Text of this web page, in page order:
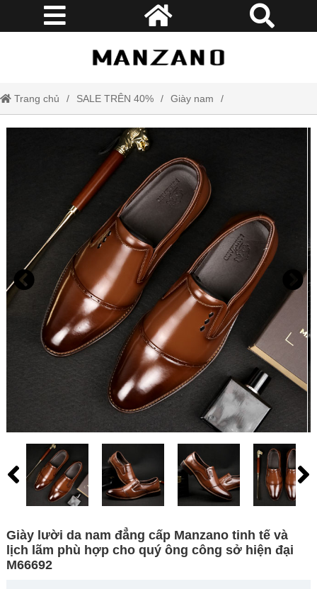
Trang chủ SALE TRÊN 40% Giày nam
Giày lười da nam đẳng cấp Manzano tinh tế và lịch lãm phù hợp cho
quý ông công sở hiện đại M66692
Giày lười da nam đẳng cấp Manzano tinh tế và
lịch lãm phù hợp cho quý ông công sở hiện đại
M66692